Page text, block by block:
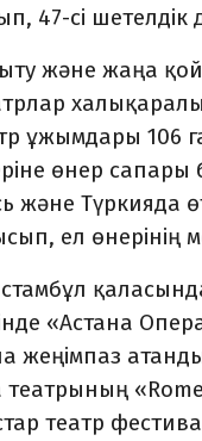
47-сі
және жаңа
ұжымдары 106
өнер
және Түркияда
ел өнерінің
«Астана
жеңімпаз
театр